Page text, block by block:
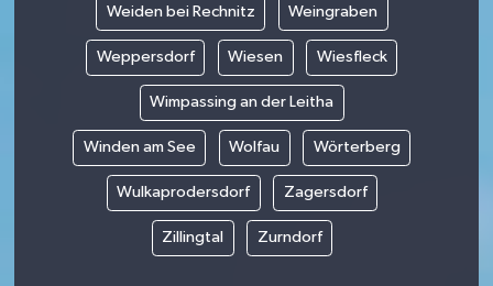
Weiden bei Rechnitz Weingraben
Weppersdorf Wiesen Wiesfleck
Wimpassing an der Leitha
Winden am See Wolfau Wörterberg
Wulkaprodersdorf Zagersdorf
Zillingtal Zurndorf